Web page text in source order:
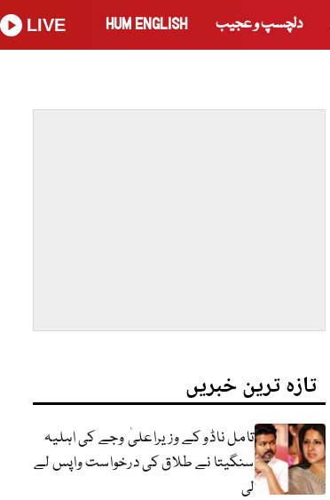
دلچسپ و عجیب HUM ENGLISH
LIVE
تازہ ترین خبریں
تامل ناڈو کے وزیراعلیٰ وجے کی اہلیہ
سنگیتا نے طلاق کی درخواست واپس لے
لی